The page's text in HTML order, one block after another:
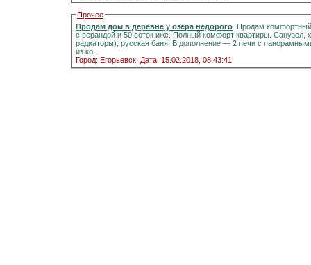
Прочее
Продам дом в деревне у озера недорого . Продам комфортный
с верандой и 50 соток ижс. Полный комфорт квартиры. Санузел, холодная и горячая вода,
радиаторы), русская баня. В дополнение — 2 печи с панорамными стёклами.Информация на портале домиклайт.Вода
из ко...
Город: Егорьевск; Дата: 15.02.2018, 08:43:41